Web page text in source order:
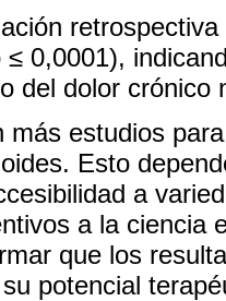
≤ 0,0001),
del dolor crónico
más estudios
Esto
a
a la ciencia
que los
potencial